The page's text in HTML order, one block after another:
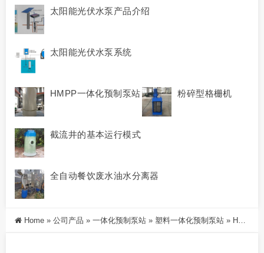
太阳能光伏水泵产品介绍
太阳能光伏水泵系统
HMPP一体化预制泵站 粉碎型格栅机
截流井的基本运行模式
全自动餐饮废水油水分离器
Home » 公司产品 » 一体化预制泵站 » 塑料一体化预制泵站 » HMPP塑料一体化预制泵站